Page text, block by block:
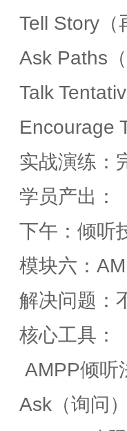
Tell Story（
Ask Paths
Talk
Encourage
实战演练：
学员产出：
下午：倾听
模块六：
解决问题：
核心工具：
AMPP倾听
Ask（询问